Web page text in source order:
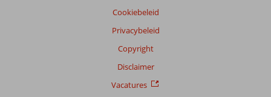
Cookiebeleid
Privacybeleid
Copyright
Disclaimer
Vacatures